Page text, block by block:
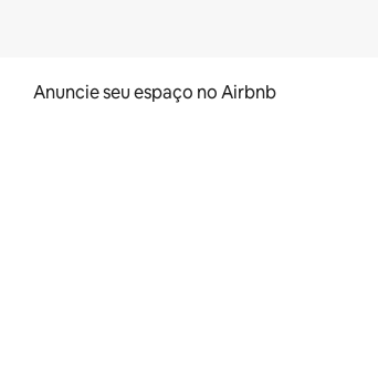
Anuncie seu espaço no Airbnb